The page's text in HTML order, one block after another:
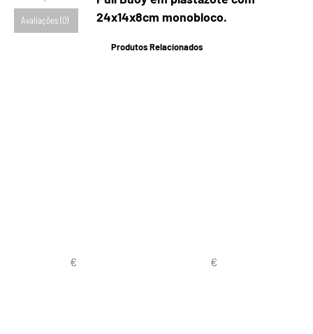
Avaliações (0)
24x14x8cm monobloco.
Produtos Relacionados